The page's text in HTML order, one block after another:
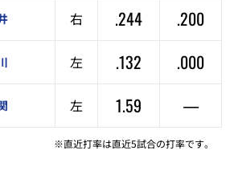
右 .244
.200
左 .132
.000
左 1.59 —
※直近打率は直近5試合の打率です。